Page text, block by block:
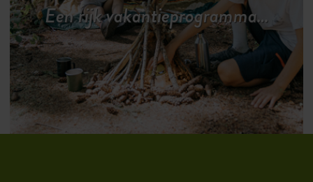
Een rijk vakantieprogramma…